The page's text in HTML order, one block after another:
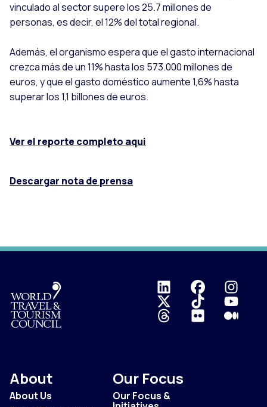
vinculado al sector supere los 25.7 millones de
personas, es decir, el 12% del total regional.
Además, el organismo espera que el gasto internacional
crezca más de un 11% hasta los 573.000 millones de
euros, y que el gasto doméstico aumente 1,6% hasta
superar los 1,1 billones de euros.
Ver el reporte completo aqui
Descargar nota de prensa
Logo
About
About Us
Our Focus
Our Focus &